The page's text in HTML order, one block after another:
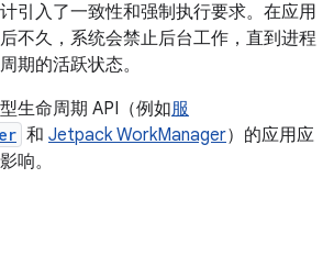
引入了一致性和强制执行要求。在应用
不久，系统会禁止后台工作，直到进程
期的活跃状态。
生命周期 API（例如服
和 Jetpack WorkManager）的应用应
响。